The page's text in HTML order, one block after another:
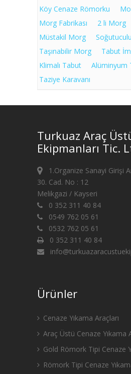
Köy Cenaze Römorku
Morg Fabrikası
2 li Morg
Müstakil Morg
Taşınabilir Morg
Tabut
Klimalı Tabut
Alüminyum
Taziye Karavanı
Turkuaz Araç
Ekipmanları Tic.
1.Organize Sanayi Girişi
30. Cad. No : 12
Melikgazi / Kayseri
0 352 311 40 84
0549 762 05 61
0532 762 05 61
0 352 311 40 84
Ürünler
Cenaze Yıkama Araçları
Araç Üstü Cenaze Yıkama
Gold Römork Tipi Cenaze
Römork Tipi Cenaze